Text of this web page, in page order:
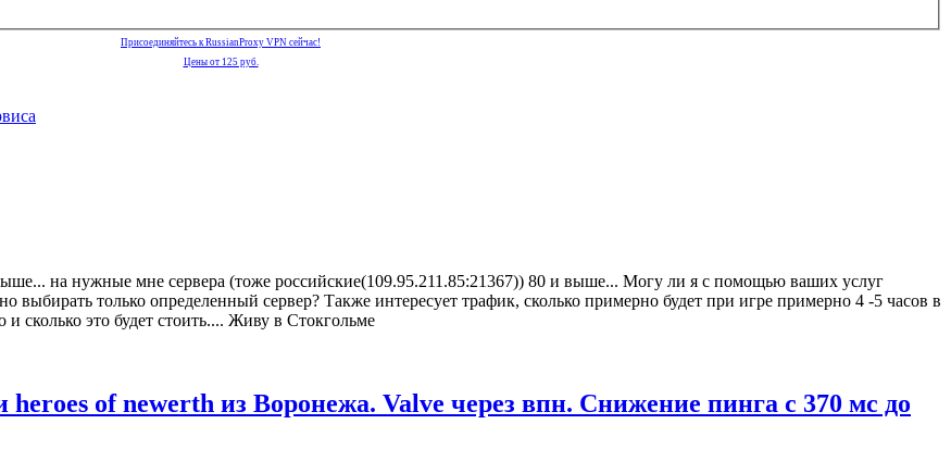
Присоединяйтесь к RussianProxy VPN сейчас!
Цены от 125 руб.
на нужные мне сервера (тоже российские(109.95.211.85:21367)) 80 и выше... Могу ли я с помощью ваших услуг
выбирать только определенный сервер? Также интересует трафик, сколько примерно будет при игре примерно 4 -5 часов в
сколько это будет стоить.... Живу в Стокгольме
of newerth из Воронежа. Valve через впн. Снижение пинга с 370 мс до